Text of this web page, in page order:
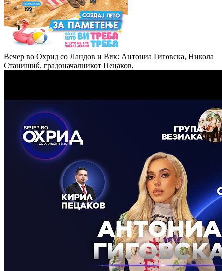
Вечер во Охрид со Ландов и Вик: Антониа Гиговска, Никола
Станишиќ, градоначалникот Пецаков,